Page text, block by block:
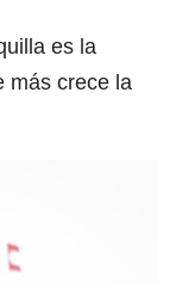
es la
más crece la